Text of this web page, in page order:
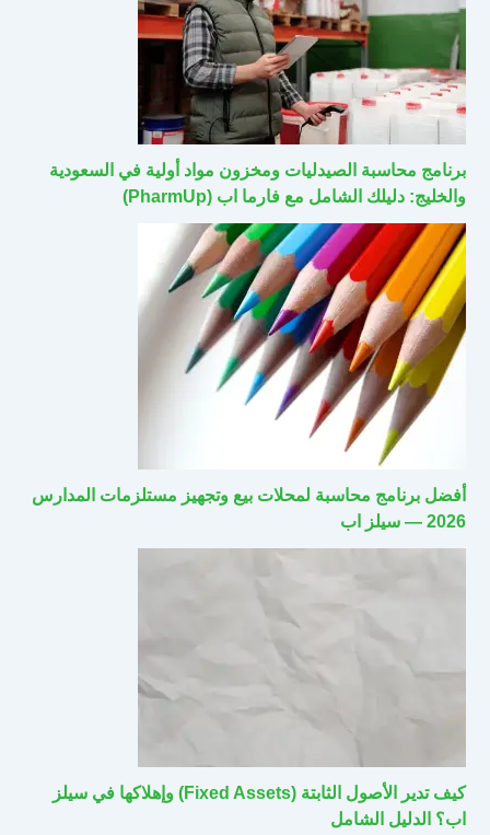
برنامج محاسبة الصيدليات ومخزون مواد أولية في السعودية
والخليج: دليلك الشامل مع فارما اب (PharmUp)
أفضل برنامج محاسبة لمحلات بيع وتجهيز مستلزمات المدارس
2026 — سيلز اب
كيف تدير الأصول الثابتة (Fixed Assets) وإهلاكها في سيلز
اب؟ الدليل الشامل